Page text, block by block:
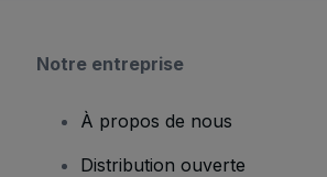
Notre entreprise
À propos de nous
Distribution ouverte